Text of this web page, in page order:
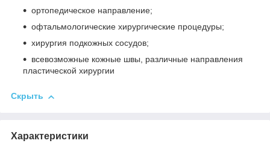
ортопедическое направление;
офтальмологические хирургические процедуры;
хирургия подкожных сосудов;
всевозможные кожные швы, различные направления
пластической хирургии
Скрыть
Характеристики